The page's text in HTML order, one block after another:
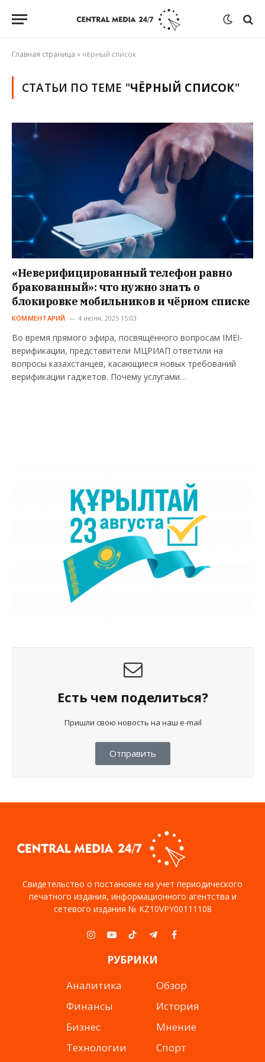
Главная страница » чёрный список
СТАТЬИ ПО ТЕМЕ "ЧЁРНЫЙ СПИСОК"
«Неверифицированный телефон равно
бракованный»: что нужно знать о
блокировке мобильников и чёрном списке
КОММЕНТАРИЙ 4 июня, 2025 15:03
Во время прямого эфира, посвящённого вопросам IMEI-
верификации, представители МЦРИАП ответили на
вопросы казахстанцев, касающиеся новых требований
верификации гаджетов. Почему услугами…
Есть чем поделиться?
Пришли свою новость на наш e-mail
Отправить
Свидетельство о постановке на учет периодического
печатного издания, информационного агентства и
сетевого издания № KZ10VPY00111108
Instagram
YouTubeTikTokTelegramFacebook
РУБРИКИ
Аналитика
Финансы
Бизнес
Технологии
Обзор
История
Мнение
Спорт